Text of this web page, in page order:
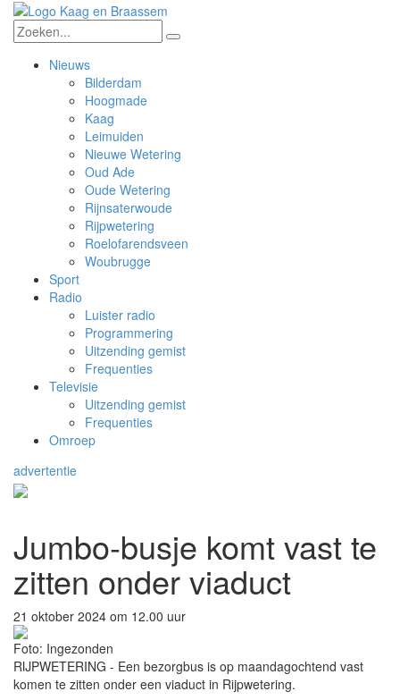
Nieuws
Bilderdam
Hoogmade
Kaag
Leimuiden
Nieuwe Wetering
Oud Ade
Oude Wetering
Rijnsaterwoude
Rijpwetering
Roelofarendsveen
Woubrugge
Sport
Radio
Luister radio
Programmering
Uitzending gemist
Frequenties
Televisie
Uitzending gemist
Frequenties
Omroep
advertentie
Jumbo-busje komt vast te
zitten onder viaduct
21 oktober 2024 om 12.00 uur
Foto: Ingezonden
RIJPWETERING - Een bezorgbus is op maandagochtend vast
komen te zitten onder een viaduct in Rijpwetering.